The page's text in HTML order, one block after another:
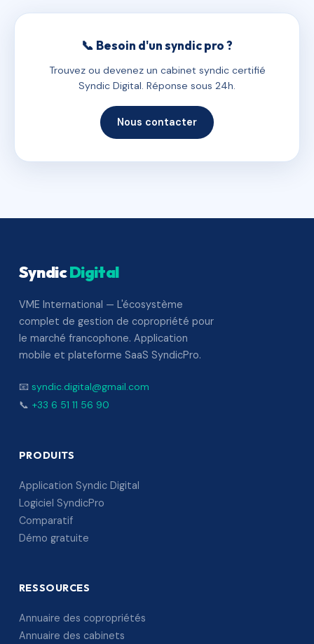
📞 Besoin d'un syndic pro ?
Trouvez ou devenez un cabinet syndic certifié
Syndic Digital. Réponse sous 24h.
Nous contacter
SyndicDigital
VME International — L'écosystème
complet de gestion de copropriété pour
le marché francophone. Application
mobile et plateforme SaaS SyndicPro.
📧 syndic.digital@gmail.com
📞 +33 6 51 11 56 90
PRODUITS
Application Syndic Digital
Logiciel SyndicPro
Comparatif
Démo gratuite
RESSOURCES
Annuaire des copropriétés
Annuaire des cabinets